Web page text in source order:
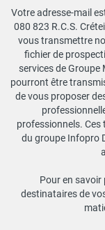
Votre adresse-mail
080 823 R.C.S.
vous transmettre
fichier de
services de
pourront être
de vous proposer
professionnels. Ces
du groupe Infopro
Pour en savoir
destinataires de